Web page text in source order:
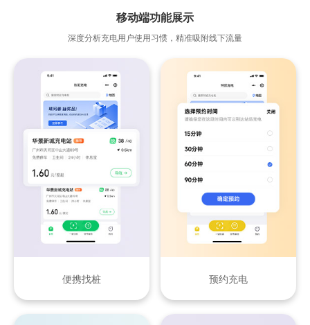
移动端功能展示
深度分析充电用户使用习惯，精准吸附线下流量
便携找桩 预约充电